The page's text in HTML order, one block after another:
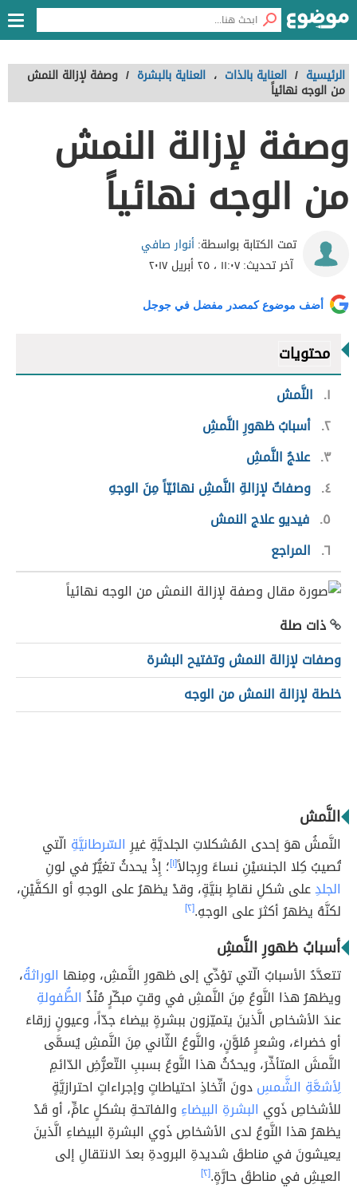
الرئيسية / العناية بالذات ، العناية بالبشرة / وصفة لإزالة النمش
من الوجه نهائياً
وصفة لإزالة النمش
من الوجه نهائياً
تمت الكتابة بواسطة:أنوار صافي
آخر تحديث:١١:٠٧ ، ٢٥ أبريل ٢٠١٧
أضف موضوع كمصدر مفضل في جوجل
محتويات
١
النَّمش
٢ أسبابُ ظهورِ النَّمشِ
٣ علاجُ النَّمشِ
٤ وصفاتٌ لإزالةِ النَّمشِ نهائيّاً مِنَ الوجهِ
٥ فيديو علاج النمش
٦ المراجع
ذات صلة
وصفات لإزالة النمش وتفتيح البشرة
خلطة لإزالة النمش من الوجه
النَّمش
النَّمشُ هوَ إحدى المُشكلاتِ الجلديَّةِ غيرِالسّرطانيَّةِ الّتي
تُصيبُ كِلا الجنسَيْنِ نساءً ورِجالاً[١] ؛ إِذْ يحدثُ تغيُّرٌ في لونِ
الجلدِعلى شكلِ نقاطٍ بنيَّةٍ، وقدْ يظهرُ على الوجهِ أو الكفَّيْنِ،
لكنَّهُ يظهرُ أكثرَ على الوجهِ.[٢]
أسبابُ ظهورِ النَّمشِ
تتعدَّدُ الأسبابُ الّتي تؤدِّي إلى ظهورِ النَّمشِ، ومِنها الوراثةُ،
ويظهرُ هذا النَّوعُ مِنَ النَّمشِ في وقتٍ مبكّرٍ مُنْذُ الطُّفولةِ
عندَ الأشخاصِ الَّذينَ يتميّزون ببشرةٍ بيضاءَ جدّاً، وعيونٍ زرقاءَ
أو خضراءَ، وشعرٍ مُلوَّنٍ، والنَّوعُ الثّاني مِنَ النَّمشِ يُسمَّى
النَّمشَ المتأخِّرَ، ويحدُثُ هذا النَّوعُ بسببِ التّعرُّضِ الدّائمِ
لِأشعَّةِ الشَّمسِدونَ اتِّخاذِ احتياطاتٍ وإجراءاتٍ احترازيَّةٍ
للأشخاصِ ذَوي البشرةِ البيضاءِ والفاتحةِ بشكلٍ عامٍّ، أو قَدْ
يظهرُ هذا النَّوعُ لدى الأشخاصِ ذَوي البشرةِ البيضاءِ الَّذينَ
يعيشونَ في مناطقَ شديدةِ البرودةِ بعدَ الانتقالِ إلى
العيشِ في مناطقَ حارَّةٍ.[٢]